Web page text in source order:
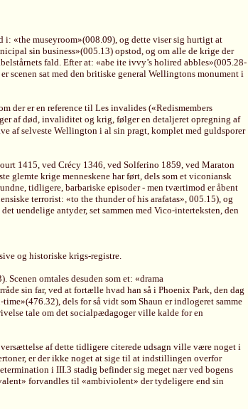
i: «the museyroom»(008.09), og dette viser sig hurtigt at
sin business»(005.13) opstod, og om alle de krige der
fald. Efter at: «abe ite ivvy’s holired abbles»(005.28-
scenen sat med den britiske general Wellingtons monument i
der er en reference til Les invalides («Redismembers
af død, invaliditet og krig, følger en detaljeret opregning af
af selveste Wellington i al sin pragt, komplet med guldsporer
1415, ved Crécy 1346, ved Solferino 1859, ved Maraton
glemte krige menneskene har ført, dels som et viconiansk
tidligere, barbariske episoder - men tværtimod er åbent
terrorist: «to the thunder of his arafatas», 005.15), og
uendelige antyder, set sammen med Vico-interteksten, den
og historiske krigs-registre.
omtales desuden som et: «drama
sin far, ved at fortælle hvad han så i Phoenix Park, den dag
dels for så vidt som Shaun er indlogeret samme
tale om det socialpædagoger ville kalde for en
af dette tidligere citerede udsagn ville være noget i
er der ikke noget at sige til at indstillingen overfor
i III.3 stadig befinder sig meget nær ved bogens
forvandles til «ambiviolent» der tydeligere end sin